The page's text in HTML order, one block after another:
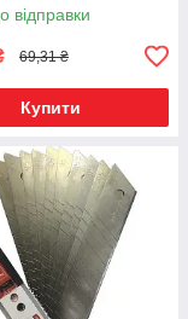
відправки
69,31 ₴
Купити